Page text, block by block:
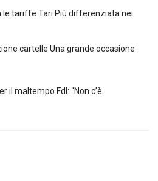
le tariffe Tari Più differenziata nei
cartelle Una grande occasione
il maltempo FdI: “Non c’è